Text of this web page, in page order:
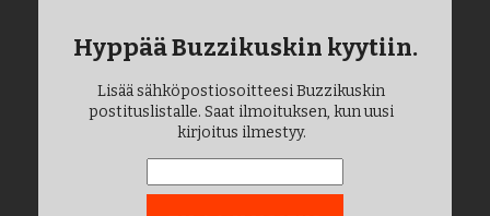
Hyppää Buzzikuskin kyytiin.
Lisää sähköpostiosoitteesi Buzzikuskin
postituslistalle. Saat ilmoituksen, kun uusi
kirjoitus ilmestyy.